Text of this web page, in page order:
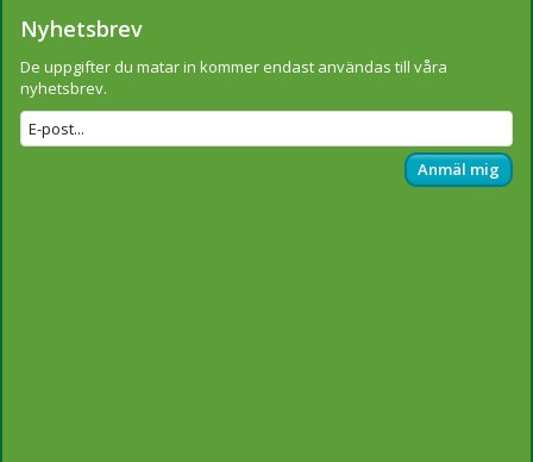
Nyhetsbrev
De uppgifter du matar in kommer endast användas till våra
nyhetsbrev.
Anmäl mig